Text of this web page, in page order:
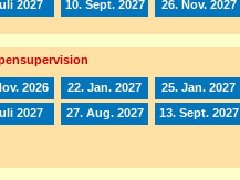
2027 10. Sept. 2027 26. Nov. 2027
2026 22. Jan. 2027 25. Jan. 2027
2027 27. Aug. 2027 13. Sept. 2027